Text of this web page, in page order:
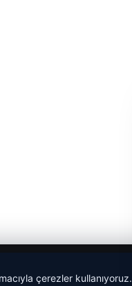
çerezler kullanıyoruz.